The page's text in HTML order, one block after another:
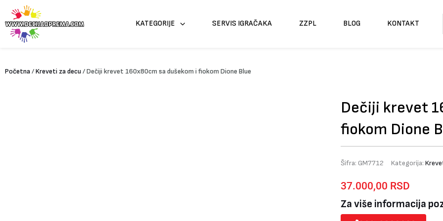
sadržaj
KATEGORIJE SERVIS IGRAČAKA ZZPL BLOG KONTAKT
Početna/Kreveti za decu/ Dečiji krevet 160x80cm sa dušekom i fiokom Dione Blue
Dečiji krevet
fiokom Dione
Šifra: GM7712 Kategorija:
37.000,00 RSD
Za više informacija